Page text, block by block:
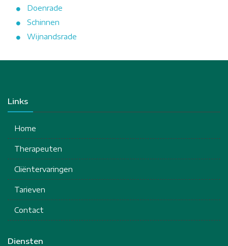
Doenrade
Schinnen
Wijnandsrade
Links
Home
Therapeuten
Cliëntervaringen
Tarieven
Contact
Diensten